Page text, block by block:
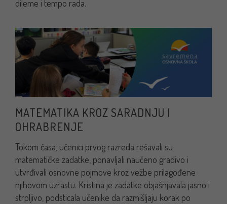
dileme i tempo rada.
MATEMATIKA KROZ SARADNJU I
OHRABRENJE
Tokom časa, učenici prvog razreda rešavali su
matematičke zadatke, ponavljali naučeno gradivo i
utvrđivali osnovne pojmove kroz vežbe prilagođene
njihovom uzrastu. Kristina je zadatke objašnjavala jasno i
strpljivo, podsticala učenike da razmišljaju korak po